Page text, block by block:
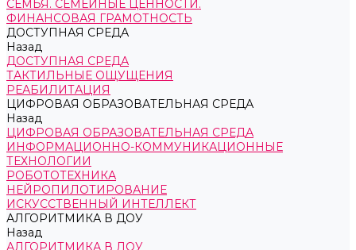
СЕМЬЯ. СЕМЕЙНЫЕ ЦЕННОСТИ.
ФИНАНСОВАЯ ГРАМОТНОСТЬ
ДОСТУПНАЯ СРЕДА
Назад
ДОСТУПНАЯ СРЕДА
ТАКТИЛЬНЫЕ ОЩУЩЕНИЯ
РЕАБИЛИТАЦИЯ
ЦИФРОВАЯ ОБРАЗОВАТЕЛЬНАЯ СРЕДА
Назад
ЦИФРОВАЯ ОБРАЗОВАТЕЛЬНАЯ СРЕДА
ИНФОРМАЦИОННО-КОММУНИКАЦИОННЫЕ
ТЕХНОЛОГИИ
РОБОТОТЕХНИКА
НЕЙРОПИЛОТИРОВАНИЕ
ИСКУССТВЕННЫЙ ИНТЕЛЛЕКТ
АЛГОРИТМИКА В ДОУ
Назад
АЛГОРИТМИКА В ДОУ